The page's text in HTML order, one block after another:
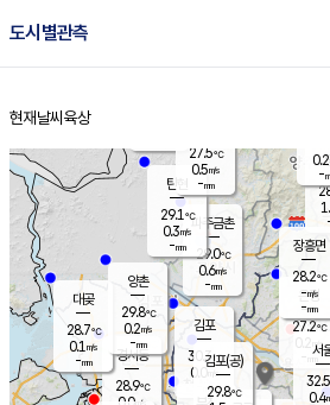
도시별관측
홈
현재날씨 육상
경서동
28.9℃
m/s
파주금촌
29.0℃
0.6m/s
-mm
대곶
28.7℃
0.1 m/s
-mm
탄현
29.1℃
0.3m/s
-mm
김포
30.3℃
0.0 m/s
mm
양촌
29.8℃
0.2m/s
-mm
은평
27.2℃
0.2 m/s
- mm
장흥면
28.2℃
-m/s
-mm
0.2
-
김포(공)
29.8℃
서
32.5
0.4
27.5℃
0.5m/s
-mm